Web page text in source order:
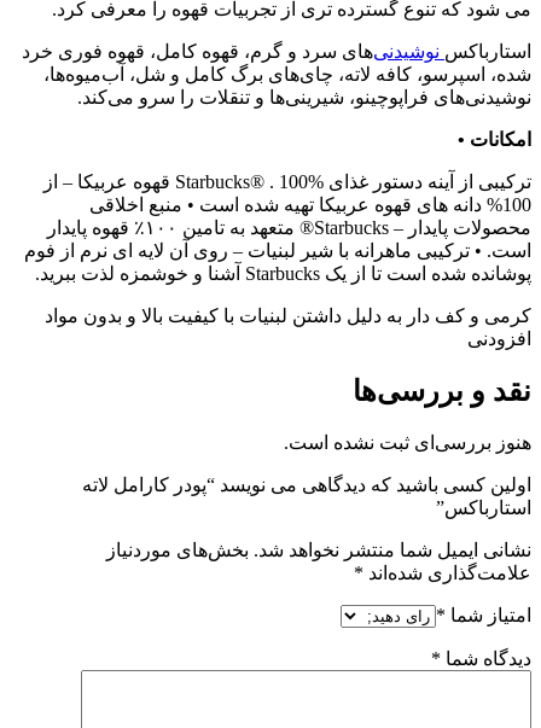
می شود که تنوع گسترده تری از تجربیات قهوه را معرفی کرد.
استارباکس نوشیدنی‌های سرد و گرم، قهوه کامل، قهوه فوری خرد
شده، اسپرسو، کافه لاته، چای‌های برگ کامل و شل، آب‌میوه‌ها،
نوشیدنی‌های فراپوچینو، شیرینی‌ها و تنقلات را سرو می‌کند.
امکانات •
ترکیبی از آینه دستور غذای Starbucks® . 100% قهوه عربیکا – از
100% دانه های قهوه عربیکا تهیه شده است • منبع اخلاقی
محصولات پایدار – Starbucks® متعهد به تامین ۱۰۰٪ قهوه پایدار
است. • ترکیبی ماهرانه با شیر لبنیات – روی آن لایه ای نرم از فوم
پوشانده شده است تا از یک Starbucks آشنا و خوشمزه لذت ببرید.
کرمی و کف دار به دلیل داشتن لبنیات با کیفیت بالا و بدون مواد
افزودنی
نقد و بررسی‌ها
هنوز بررسی‌ای ثبت نشده است.
اولین کسی باشید که دیدگاهی می نویسد “پودر کارامل لاته
استارباکس”
نشانی ایمیل شما منتشر نخواهد شد. بخش‌های موردنیاز
علامت‌گذاری شده‌اند *
امتیاز شما *
دیدگاه شما *